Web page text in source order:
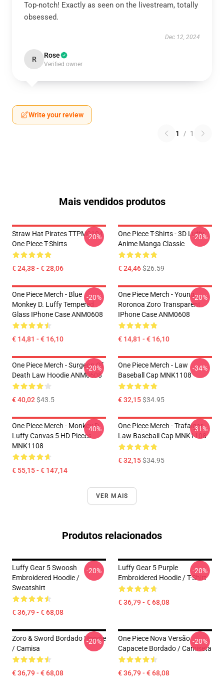
Top-notch! Exactly as seen on the livestream, totally
obsessed.
Dec 12, 2024
R Rose
Verified owner
Write your review
1 / 1
Mais vendidos produtos
Straw Hat Pirates TTPM0104
One Piece T-Shirts
€ 24,38 - € 28,06
-20%
One Piece T-Shirts - 3D Luffy
Anime Manga Classic
€ 24,46$26.59
-20%
One Piece Merch - Blue
Monkey D. Luffy Tempered
Glass IPhone Case ANM0608
€ 14,81 - € 16,10
-20%
One Piece Merch - Young
Roronoa Zoro Transparent
IPhone Case ANM0608
€ 14,81 - € 16,10
-20%
One Piece Merch - Surgeon Of
Death Law Hoodie ANM0608
€ 40,02$43.5
-20%
One Piece Merch - Law
Baseball Cap MNK1108
€ 32,15$34.95
-34%
One Piece Merch - Monkey D.
Luffy Canvas 5 HD Pieces
MNK1108
€ 55,15 - € 147,14
-40%
One Piece Merch - Trafalgar
Law Baseball Cap MNK1108
€ 32,15$34.95
-31%
VER MAIS
Produtos relacionados
Luffy Gear 5 Swoosh
Embroidered Hoodie /
Sweatshirt
€ 36,79 - € 68,08
-20%
Luffy Gear 5 Purple
Embroidered Hoodie / T-Shirt
€ 36,79 - € 68,08
-20%
Zoro & Sword Bordado Hoodie
/ Camisa
€ 36,79 - € 68,08
-20%
One Piece Nova Versão
Capacete Bordado / Camiseta
€ 36,79 - € 68,08
-20%